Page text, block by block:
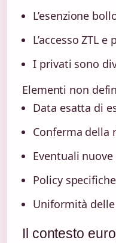
L’esenzione
L’accesso ZTL
I privati sono
Elementi non
Data esatta di
Conferma della
Eventuali nuove
Policy
Uniformità
Il contesto